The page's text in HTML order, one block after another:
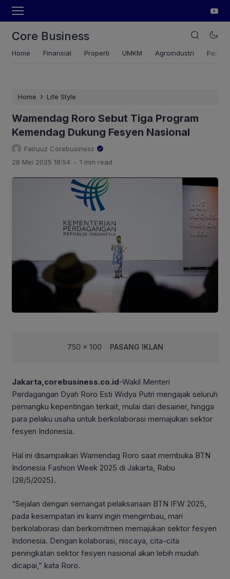
Core Business
Home Finansial Properti UMKM Agroindustri
Home › Life Style
Wamendag Roro Sebut Tiga Program
Kemendag Dukung Fesyen Nasional
Fairuuz Corebusiness
28 Mei 2025 18:54 . 1 min read
750 x 100 PASANG IKLAN
Jakarta,corebusiness.co.id-Wakil Menteri
Perdagangan Dyah Roro Esti Widya Putri mengajak seluruh
pemangku kepentingan terkait, mulai dari desainer, hingga
para pelaku usaha untuk berkolaborasi memajukan sektor
fesyen Indonesia.
Hal ini disampaikan Wamendag Roro saat membuka BTN
Indonesia Fashion Week 2025 di Jakarta, Rabu
(28/5/2025).
“Sejalan dengan semangat pelaksanaan BTN IFW 2025,
pada kesempatan ini kami ingin mengimbau, mari
berkolaborasi dan berkomitmen memajukan sektor fesyen
Indonesia. Dengan kolaborasi, niscaya, cita-cita
peningkatan sektor fesyen nasional akan lebih mudah
dicapai,” kata Roro.